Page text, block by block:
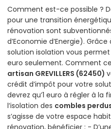
Comment est-ce possible ?
pour une transition
rénovation sont
d’Economie d’Energie).
solution isolation vous permet
euro seulement. Comment
artisan GREVILLERS (62450)
crédit d’impôt pour votre
devrez qu’1 euro à régler à la
l’isolation des combles
s’agisse de votre espace
rénovation, bénéficier : -